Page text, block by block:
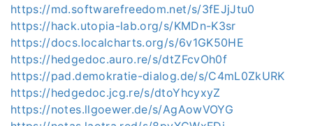
https://md.softwarefreedom.net/s/3fEJjJtu0
https://hack.utopia-lab.org/s/KMDn-K3sr
https://docs.localcharts.org/s/6v1GK50HE
https://hedgedoc.auro.re/s/dtZFcvOh0f
https://pad.demokratie-dialog.de/s/C4mL0ZkURK
https://hedgedoc.jcg.re/s/dtoYhcyxyZ
https://notes.llgoewer.de/s/AgAowVOYG